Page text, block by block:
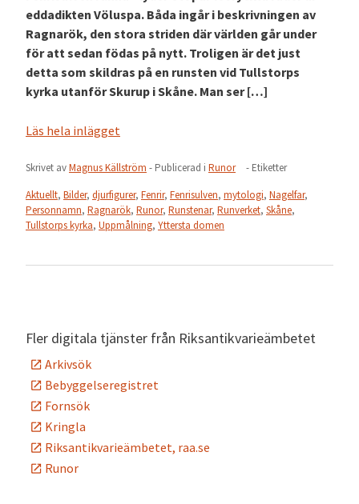
eddadikten Völuspa. Båda ingår i beskrivningen av
Ragnarök, den stora striden där världen går under
för att sedan födas på nytt. Troligen är det just
detta som skildras på en runsten vid Tullstorps
kyrka utanför Skurup i Skåne. Man ser […]
Läs hela inlägget
Skrivet avMagnus Källström - Publicerad i Runor
- Etiketter
Aktuellt, Bilder, djurfigurer, Fenrir, Fenrisulven, mytologi, Nagelfar,
Personnamn, Ragnarök, Runor, Runstenar, Runverket, Skåne,
Tullstorps kyrka, Uppmålning, Yttersta domen
Fler digitala tjänster från Riksantikvarieämbetet
Arkivsök
Bebyggelseregistret
Fornsök
Kringla
Riksantikvarieämbetet, raa.se
Runor